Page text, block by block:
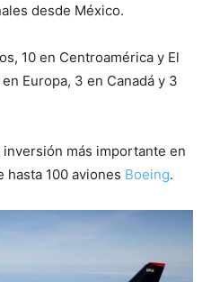
desde México.
10 en Centroamérica y El
Europa, 3 en Canadá y 3
inversión más importante en
hasta 100 aviones Boeing.